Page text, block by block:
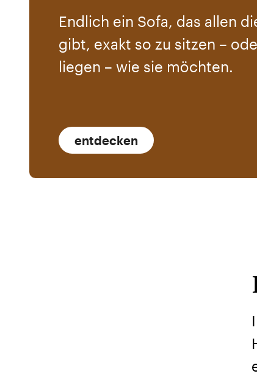
Endlich ein Sofa, das allen
gibt, exakt so zu sitzen –
liegen – wie sie möchten.
entdecken